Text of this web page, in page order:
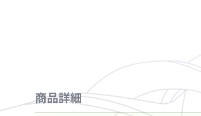
商品詳細